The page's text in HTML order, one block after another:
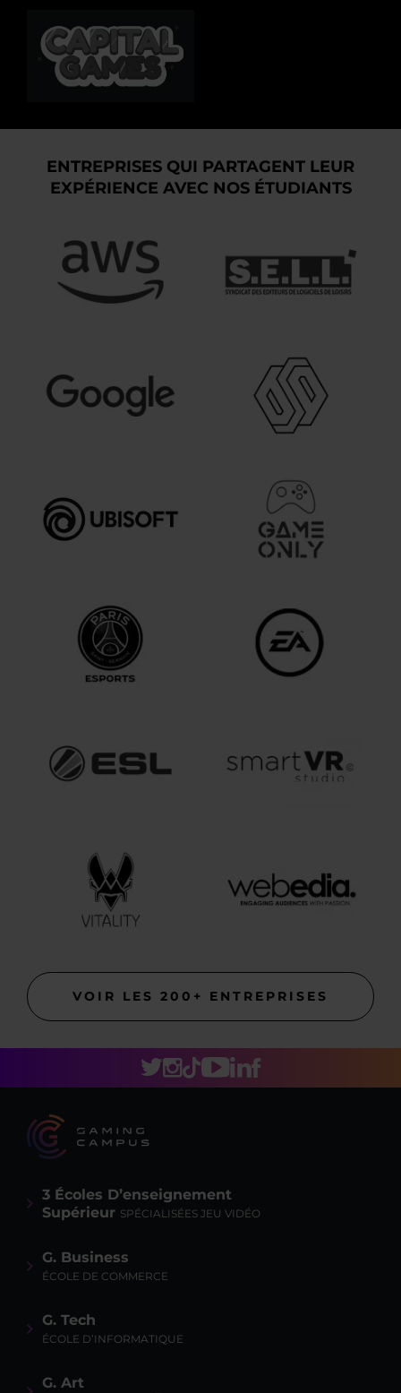
ENTREPRISES QUI PARTAGENT LEUR
EXPÉRIENCE AVEC NOS ÉTUDIANTS
VOIR LES 200+ ENTREPRISES
3 Écoles D’enseignement
Supérieur SPÉCIALISÉES JEU VIDÉO
G. Business
ÉCOLE DE COMMERCE
G. Tech
ÉCOLE D’INFORMATIQUE
G. Art